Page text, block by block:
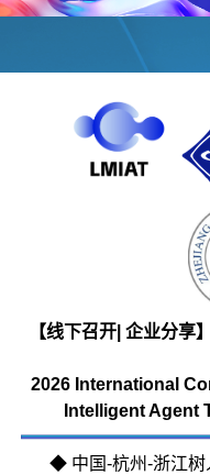
【线下召开| 企业分享
2026 International
Intelligent Agent
◆ 中国-杭州-浙江